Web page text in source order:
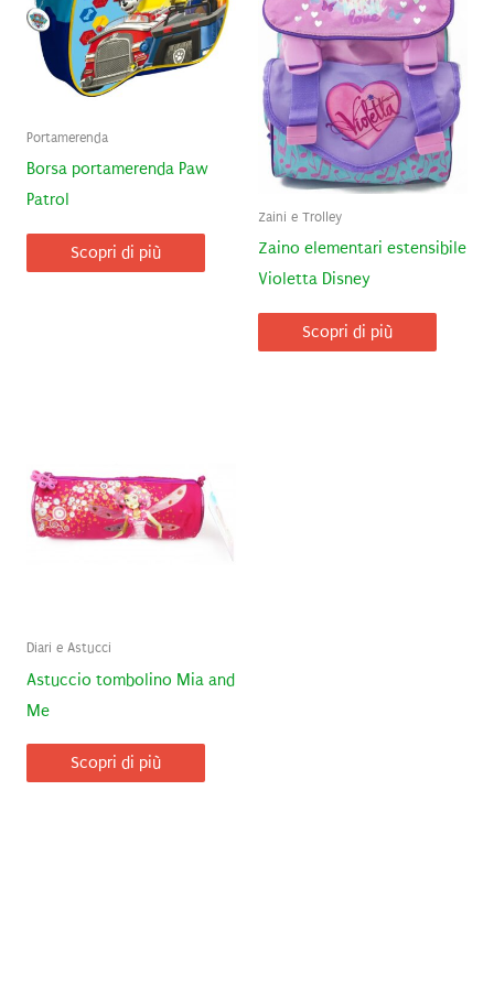
Portamerenda
Borsa portamerenda Paw
Patrol
Scopri di più
Zaini e Trolley
Zaino elementari estensibile
Violetta Disney
Scopri di più
Diari e Astucci
Astuccio tombolino Mia and
Me
Scopri di più